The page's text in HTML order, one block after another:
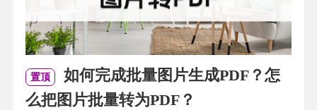
置顶
如何完成批量图片生成PDF？怎
么把图片批量转为PDF？